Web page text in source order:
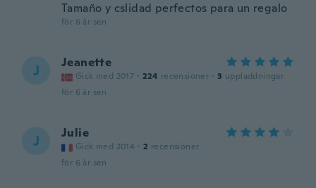
Tamaño y cslidad perfectos para un regalo
för 6 år sen
J Jeanette
Gick med 2017 · 224 recensioner · 3 uppladdningar
för 6 år sen
J Julie
Gick med 2014 · 2 recensioner
för 6 år sen